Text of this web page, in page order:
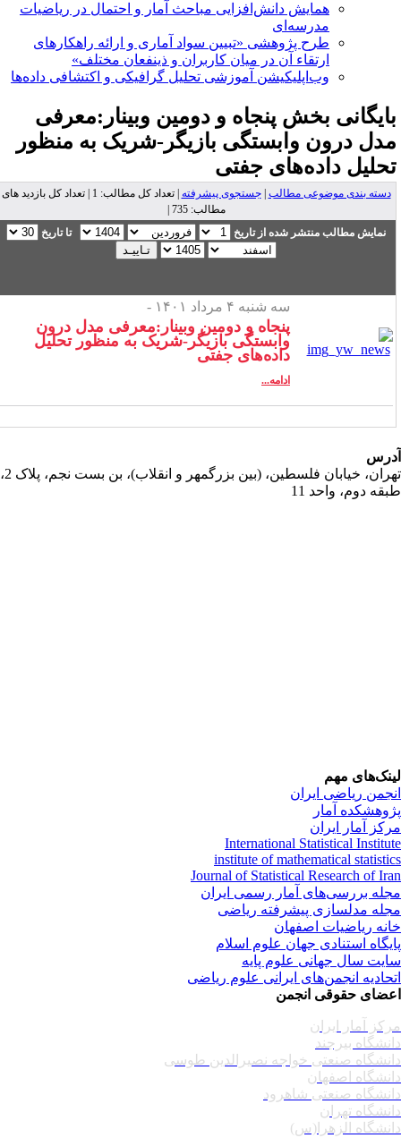
همایش دانش‌افزایی مباحث آمار و احتمال در ریاضیات
مدرسه‌ای
طرح پژوهشی «تبیین سواد آماری و ارائه راهکارهای
ارتقاء آن در میان کاربران و ذینفعان مختلف»
وب‌اپلیکیشن آموزشی تحلیل گرافیکی و اکتشافی داده‌ها
بخشپنجاه و دومین وبینار:معرفی
درون وابستگی بازیگر-شریک به منظور
داده‌های جفتی
دسته بندی موضوعی مطالب|جستجوی پیشرفته
| تعداد کل مطالب: 1 | تعداد کل بازدید های
مطالب: 735 |
نمایش مطالب منتشر شده از تاریخ
تا تاریخ
سه شنبه ۴ مرداد ۱۴۰۱ -
پنجاه و دومین وبینار:معرفی مدل درون
وابستگی بازیگر-شریک به منظور تحلیل
داده‌های جفتی
ادامه...
تهران، خیابان فلسطین، (بین بزرگمهر و انقلاب)، بن بست نجم، پلاک 2،
دوم، واحد 11
مهم
ریاضی ایران
آمار
آمار ایران
International Statistical
institute of mathematical
Journal of Statistical Research of
بررسی‌های آمار رسمی ایران
مدلسازی پیشرفته ریاضی
ریاضیات اصفهان
استنادی جهان علوم اسلام
سال جهانی علوم پایه
انجمن‌های ایرانی علوم ریاضی
حقوقی انجمن
آمار ایران
بیرجند
صنعتی خواجه نصیرالدین طوسی
اصفهان
صنعتی شاهرود
تهران
الزهرا(س)